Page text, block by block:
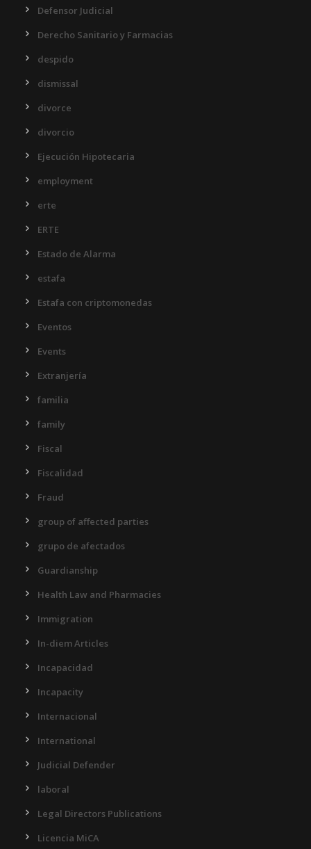
Defensor Judicial
Derecho Sanitario y Farmacias
despido
dismissal
divorce
divorcio
Ejecución Hipotecaria
employment
erte
ERTE
Estado de Alarma
estafa
Estafa con criptomonedas
Eventos
Events
Extranjería
familia
family
Fiscal
Fiscalidad
Fraud
group of affected parties
grupo de afectados
Guardianship
Health Law and Pharmacies
Immigration
In-diem Articles
Incapacidad
Incapacity
Internacional
International
Judicial Defender
laboral
Legal Directors Publications
Licencia MiCA